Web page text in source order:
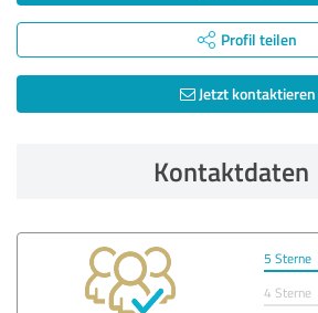
Profil teilen
Jetzt kontaktieren
Kontaktdaten
5 Sterne
4 Sterne